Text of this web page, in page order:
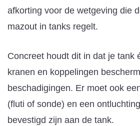
afkorting voor de wetgeving die
mazout in tanks regelt.
Concreet houdt dit in dat je tank
kranen en koppelingen
beschadigingen. Er moet ook
(fluti of sonde) en een
bevestigd zijn aan de tank.